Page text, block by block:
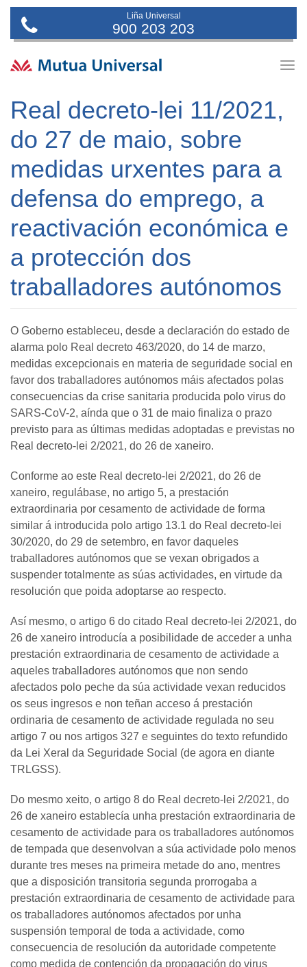
Liña Universal
900 203 203
Real decreto-lei 11/2021,
do 27 de maio, sobre
medidas urxentes para a
defensa do emprego, a
reactivación económica e
a protección dos
traballadores autónomos
O Goberno estableceu, desde a declaración do estado de
alarma polo Real decreto 463/2020, do 14 de marzo,
medidas excepcionais en materia de seguridade social en
favor dos traballadores autónomos máis afectados polas
consecuencias da crise sanitaria producida polo virus do
SARS-CoV-2, aínda que o 31 de maio finaliza o prazo
previsto para as últimas medidas adoptadas e previstas no
Real decreto-lei 2/2021, do 26 de xaneiro.
Conforme ao este Real decreto-lei 2/2021, do 26 de
xaneiro, regulábase, no artigo 5, a prestación
extraordinaria por cesamento de actividade de forma
similar á introducida polo artigo 13.1 do Real decreto-lei
30/2020, do 29 de setembro, en favor daqueles
traballadores autónomos que se vexan obrigados a
suspender totalmente as súas actividades, en virtude da
resolución que poida adoptarse ao respecto.
Así mesmo, o artigo 6 do citado Real decreto-lei 2/2021, do
26 de xaneiro introducía a posibilidade de acceder a unha
prestación extraordinaria de cesamento de actividade a
aqueles traballadores autónomos que non sendo
afectados polo peche da súa actividade vexan reducidos
os seus ingresos e non teñan acceso á prestación
ordinaria de cesamento de actividade regulada no seu
artigo 7 ou nos artigos 327 e seguintes do texto refundido
da Lei Xeral da Seguridade Social (de agora en diante
TRLGSS).
Do mesmo xeito, o artigo 8 do Real decreto-lei 2/2021, do
26 de xaneiro establecía unha prestación extraordinaria de
cesamento de actividade para os traballadores autónomos
de tempada que desenvolvan a súa actividade polo menos
durante tres meses na primeira metade do ano, mentres
que a disposición transitoria segunda prorrogaba a
prestación extraordinaria de cesamento de actividade para
os traballadores autónomos afectados por unha
suspensión temporal de toda a actividade, como
consecuencia de resolución da autoridade competente
como medida de contención da propagación do virus